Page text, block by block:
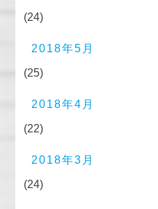
(24)
2018年5月
(25)
2018年4月
(22)
2018年3月
(24)